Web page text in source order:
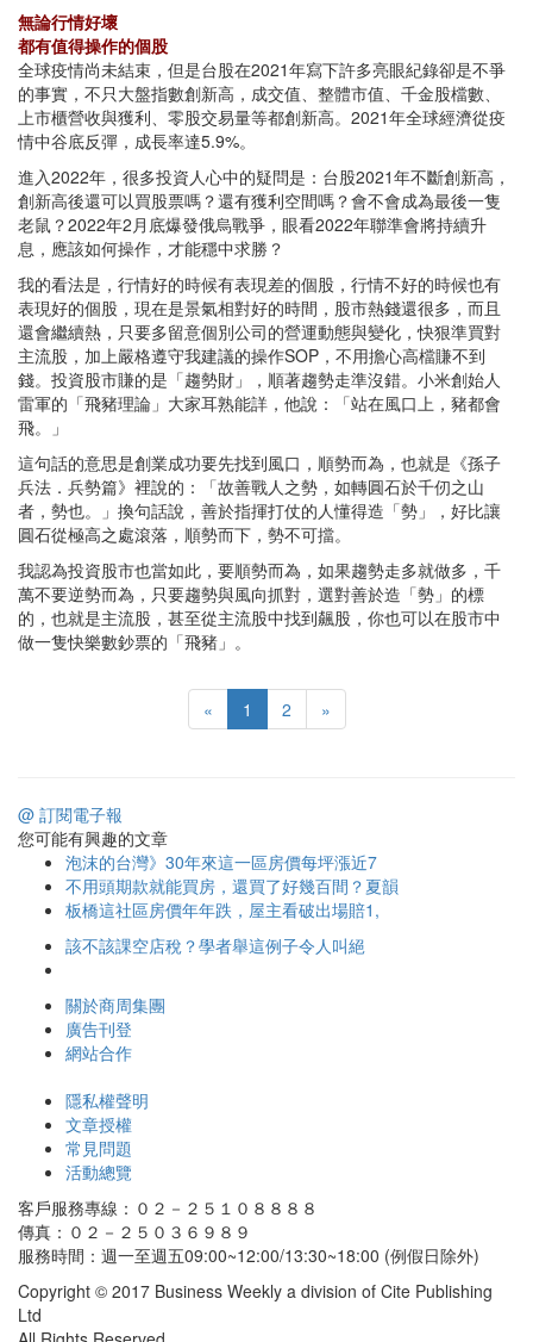
無論行情好壞
都有值得操作的個股
全球疫情尚未結束，但是台股在2021年寫下許多亮眼紀錄卻是不爭
的事實，不只大盤指數創新高，成交值、整體市值、千金股檔數、
上市櫃營收與獲利、零股交易量等都創新高。2021年全球經濟從疫
情中谷底反彈，成長率達5.9%。
進入2022年，很多投資人心中的疑問是：台股2021年不斷創新高，
創新高後還可以買股票嗎？還有獲利空間嗎？會不會成為最後一隻
老鼠？2022年2月底爆發俄烏戰爭，眼看2022年聯準會將持續升
息，應該如何操作，才能穩中求勝？
我的看法是，行情好的時候有表現差的個股，行情不好的時候也有
表現好的個股，現在是景氣相對好的時間，股市熱錢還很多，而且
還會繼續熱，只要多留意個別公司的營運動態與變化，快狠準買對
主流股，加上嚴格遵守我建議的操作SOP，不用擔心高檔賺不到
錢。投資股市賺的是「趨勢財」，順著趨勢走準沒錯。小米創始人
雷軍的「飛豬理論」大家耳熟能詳，他說：「站在風口上，豬都會
飛。」
這句話的意思是創業成功要先找到風口，順勢而為，也就是《孫子
兵法．兵勢篇》裡說的：「故善戰人之勢，如轉圓石於千仞之山
者，勢也。」換句話說，善於指揮打仗的人懂得造「勢」，好比讓
圓石從極高之處滾落，順勢而下，勢不可擋。
我認為投資股市也當如此，要順勢而為，如果趨勢走多就做多，千
萬不要逆勢而為，只要趨勢與風向抓對，選對善於造「勢」的標
的，也就是主流股，甚至從主流股中找到飆股，你也可以在股市中
做一隻快樂數鈔票的「飛豬」。
« 1 2 »
@ 訂閱電子報
您可能有興趣的文章
泡沫的台灣》30年來這一區房價每坪漲近7
不用頭期款就能買房，還買了好幾百間？夏韻
板橋這社區房價年年跌，屋主看破出場賠1,
該不該課空店稅？學者舉這例子令人叫絕
關於商周集團
廣告刊登
網站合作
隱私權聲明
文章授權
常見問題
活動總覽
客戶服務專線：０２－２５１０８８８８
傳真：０２－２５０３６９８９
服務時間：週一至週五09:00~12:00/13:30~18:00 (例假日除外)
Copyright © 2017 Business Weekly a division of Cite Publishing
Ltd